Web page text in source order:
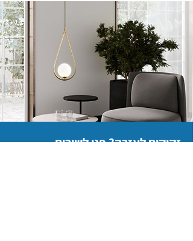
זקוקים לעזרה? פנו לשירות